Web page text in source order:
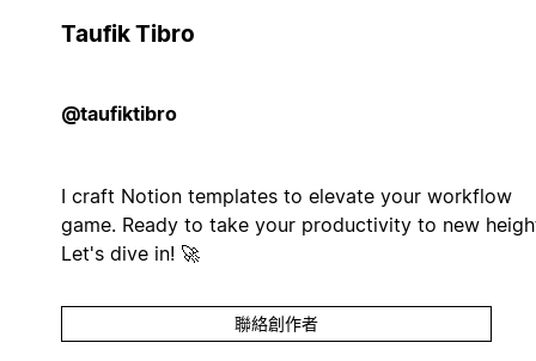
Taufik Tibro
@taufiktibro
I craft Notion templates to elevate your workflow
game. Ready to take your productivity to new
Let's dive in! 🚀
聯絡創作者